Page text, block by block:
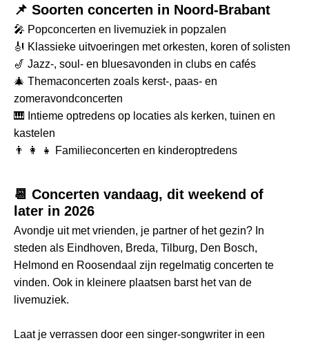
📌 Soorten concerten in Noord-Brabant
🎤 Popconcerten en livemuziek in popzalen
🎻 Klassieke uitvoeringen met orkesten, koren of solisten
🎷 Jazz-, soul- en bluesavonden in clubs en cafés
🎄 Themaconcerten zoals kerst-, paas- en
zomeravondconcerten
🎹 Intieme optredens op locaties als kerken, tuinen en
kastelen
👨 👩 👧 Familieconcerten en kinderoptredens
📆 Concerten vandaag, dit weekend of
later in 2026
Avondje uit met vrienden, je partner of het gezin? In
steden als Eindhoven, Breda, Tilburg, Den Bosch,
Helmond en Roosendaal zijn regelmatig concerten te
vinden. Ook in kleinere plaatsen barst het van de
livemuziek.
Laat je verrassen door een singer-songwriter in een